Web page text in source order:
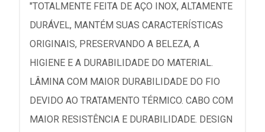
"TOTALMENTE FEITA DE AÇO INOX, ALTAMENTE
DURÁVEL, MANTÉM SUAS CARACTERÍSTICAS
ORIGINAIS, PRESERVANDO A BELEZA, A
HIGIENE E A DURABILIDADE DO MATERIAL.
LÂMINA COM MAIOR DURABILIDADE DO FIO
DEVIDO AO TRATAMENTO TÉRMICO. CABO COM
MAIOR RESISTÊNCIA E DURABILIDADE. DESIGN